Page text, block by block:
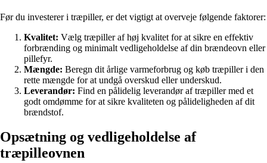
Før du investerer i træpiller, er det vigtigt at overveje følgende faktorer:
Kvalitet: Vælg træpiller af høj kvalitet for at sikre en effektiv
forbrænding og minimalt vedligeholdelse af din brændeovn eller
pillefyr.
Mængde: Beregn dit årlige varmeforbrug og køb træpiller i den
rette mængde for at undgå overskud eller underskud.
Leverandør: Find en pålidelig leverandør af træpiller med et
godt omdømme for at sikre kvaliteten og pålideligheden af dit
brændstof.
Opsætning og vedligeholdelse af
træpilleovnen